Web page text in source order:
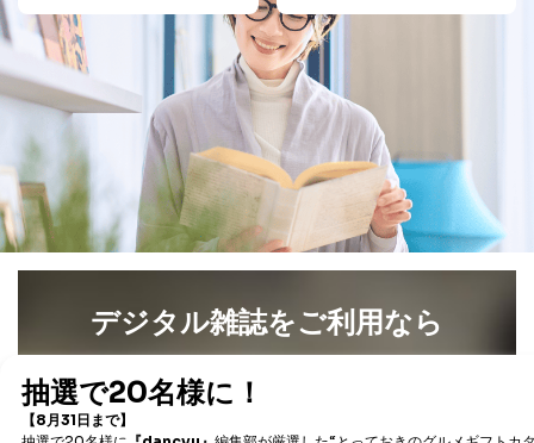
■電子メールによる場合
e-mail：
cs@fujisan.co.jp
B.開示等の対応に際して、以下記載の項目のうち2項目
以上での本人確認を実施させていただきます。
商品を購入された個人のお客様：氏名、住所、電話番
号、顧客番号、メールアドレス
商品を購入された法人のお客様：氏名、会社名、部署
名、会社住所、電話番号、顧客番号、メールアドレス
採用に応募された方：氏名、住所、所属学校（会社）
名
C.代理人様による開示等のご請求
開示等のご請求をすることについて代理人に委任する場
合は、前項の書類に加えて、下記書類をご同封くださ
い。
委任状
デジタル雑誌をご利用なら
書籍）が無料で読み放題！